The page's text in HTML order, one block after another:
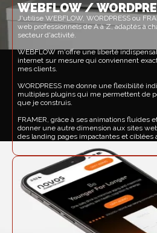
WEBFLOW /
J'utilise WEBFLOW, WORDPRESS ou
web professionnels de A à Z, adaptés à
secteur d'activité.
WEBFLOW m'offre une liberté
internet sur mesure qui conviennent
mes clients.
WORDPRESS me donne une flexibilité
multiples plugins qui me permettent de
que je construis.
FRAMER, grâce à ses animations fluides
donner une autre dimension aux sites
des landing pages impactantes et ciblées